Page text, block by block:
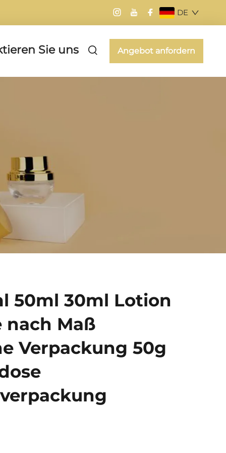
DE
Sie uns Angebot anfordern
50ml 30ml Lotion
nach Maß
Verpackung 50g